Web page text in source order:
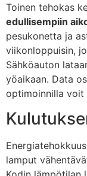
Toinen tehokas
edullisempiin
pesukonetta ja
viikonloppuisin,
Sähköauton
yöaikaan. Data
optimoinnilla voit
lamput